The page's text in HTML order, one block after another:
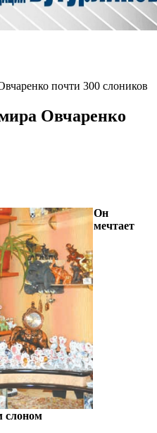
почти 300 слоников
Овчаренко
Он
мечтает
слоном